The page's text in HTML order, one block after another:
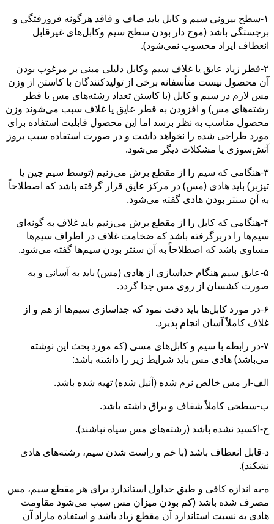
۱-سطح بیرونی سیم و کابل باید صاف و فاقد هرگونه فرورفتگی و
برجستگی باشد (موج دار بودن سطح سیم وکابل‌های غیرقابل
انعطاف ایراد محسوب نمی‌شود).
۲-قطر زیاد عایق یا غلاف سیم وکابل دلیلی مبنی بر مرغوب بودن
آن محصول نیست متأسفانه برخی از تولیدکنندگان با کاستن از وزن
مس لازم در سیم و کابل (با کاستن تعداد رشته‌های مس یا قطر
رشته‌های مس) و افزودن به قطر عایق یا غلاف سبب می‌شوند وزن
محصول مناسب به نظر برسد اما این محصول قابلیت استفاده برای
مورد طراحی شده را نخواهد داشت و در صورت استفاده سبب بروز
آتش‌سوزی یا مشکلات دیگر می‌شود.
۳-هنگامی که سیم را از مقطع برش می‌زنیم (توسط سیم چین یا
تیزبر) باید هادی (مس) در مرکز عایق قرار گرفته باشد که اصطلاحاً
به آن سنتر بودن هادی گفته می‌شود.
۴-هنگامی که کابل را از مقطع برش می‌زنیم باید غلاف به گونه‌ای
سیم‌ها را دربرگرفته باشد که ضخامت غلاف در اطراف سیم‌ها
مساوی باشد که اصطلاحاً به آن سنتر بودن سیم‌ها گفته می‌شود.
۵-عایق سیم هنگام جداسازی از هادی (مس) باید به آسانی و به
صورت کشسان از روی مس جدا گردد.
۶-در مورد کابل‌ها باید دقت نمود که جداسازی سیم‌ها از هم و از
غلاف کاملاً آسان انجام پذیرد.
۷-در رابطه با سیم و کابل‌های مسی (که مورد بحث این نوشته
می‌باشد) هادی مس باید شرایط زیر را داشته باشد:
الف-از مس خالص نرم شده (آنیل شده) تهیه شده باشد.
ب-سطحی کاملاً شفاف و براق داشته باشد.
ج-اکسید نشده باشد (رشته‌های مس سیاه نباشند).
د-قابل انعطاف باشد (با خم و راست شدن سیم، رشته‌های هادی
نشکند).
ه-به اندازه کافی و طبق جداول استاندارد برای هر مقطع سیم، مس
مصرف شده باشد (کم بودن میزان مس سبب می‌شود مقاومت
هادی به نسبت استاندارد آن مقطع زیاد باشد و استفاده مازاد آن